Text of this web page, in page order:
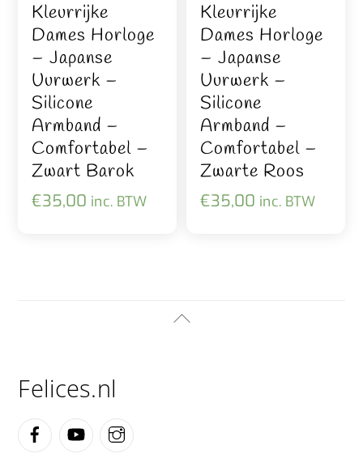
Kleurrijke
Dames Horloge
– Japanse
Uurwerk –
Silicone
Armband –
Comfortabel –
Zwart Barok
€35,00 inc. BTW
Kleurrijke
Dames Horloge
– Japanse
Uurwerk –
Silicone
Armband –
Comfortabel –
Zwarte Roos
€35,00 inc. BTW
Back
Felices.nl
FacebookYouTube